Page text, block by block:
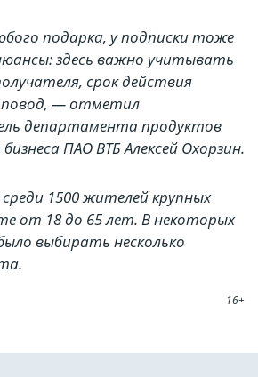
подарка, у подписки тоже
здесь важно учитывать
срок действия
повод, — отметил
департамента продуктов
ПАО ВТБ Алексей Охорзин.
1500 жителей крупных
от 18 до 65 лет. В некоторых
выбирать несколько
16+